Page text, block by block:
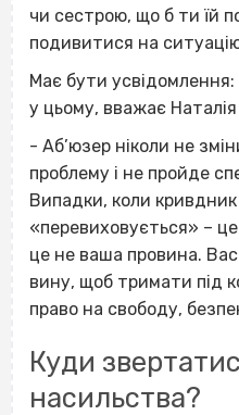
чи сестрою, що б ти їй
подивитися на
Має бути
у цьому, вважає Наталія
- Аб’юзер ніколи не
проблему і не пройде
Випадки, коли
«перевиховується» –
це не ваша провина.
вину, щоб тримати під
право на свободу,
Куди
насильства?